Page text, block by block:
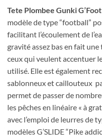
Tete Plombee Gunki
modèle de type “football”
facilitant l’écoulement de
gravité assez bas en fait
ceux qui veulent accentuer
utilisé. Elle est également
sablonneux et caillouteux
permet de passer de
les pêches en linéaire « à
avec l’emploi de leurres de
modèles G’SLIDE “Pike